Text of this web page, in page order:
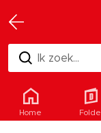
Ik zoek...
Helaas
Home